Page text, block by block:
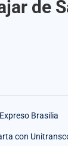
de
Brasilia
con